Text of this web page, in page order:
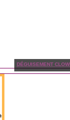
DÉGUISEMENT